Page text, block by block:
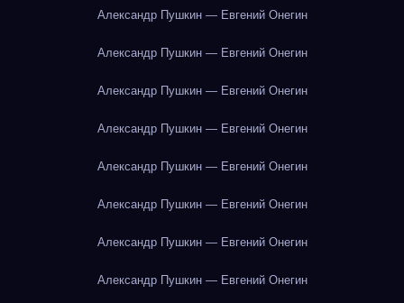
Александр Пушкин — Евгений Онегин
Александр Пушкин — Евгений Онегин
Александр Пушкин — Евгений Онегин
Александр Пушкин — Евгений Онегин
Александр Пушкин — Евгений Онегин
Александр Пушкин — Евгений Онегин
Александр Пушкин — Евгений Онегин
Александр Пушкин — Евгений Онегин